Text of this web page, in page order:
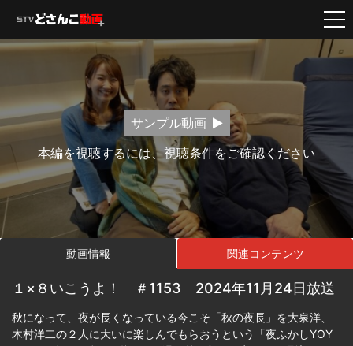
サンプル動画
本編を視聴するには、視聴条件をご確認ください
動画情報 関連コンテンツ
１×８いこうよ！ ＃1153 2024年11月24日放送
秋になって、夜が長くなっている今こそ「秋の夜長」を大泉洋、
木村洋二の２人に大いに楽しんでもらおうという「夜ふかしYOY